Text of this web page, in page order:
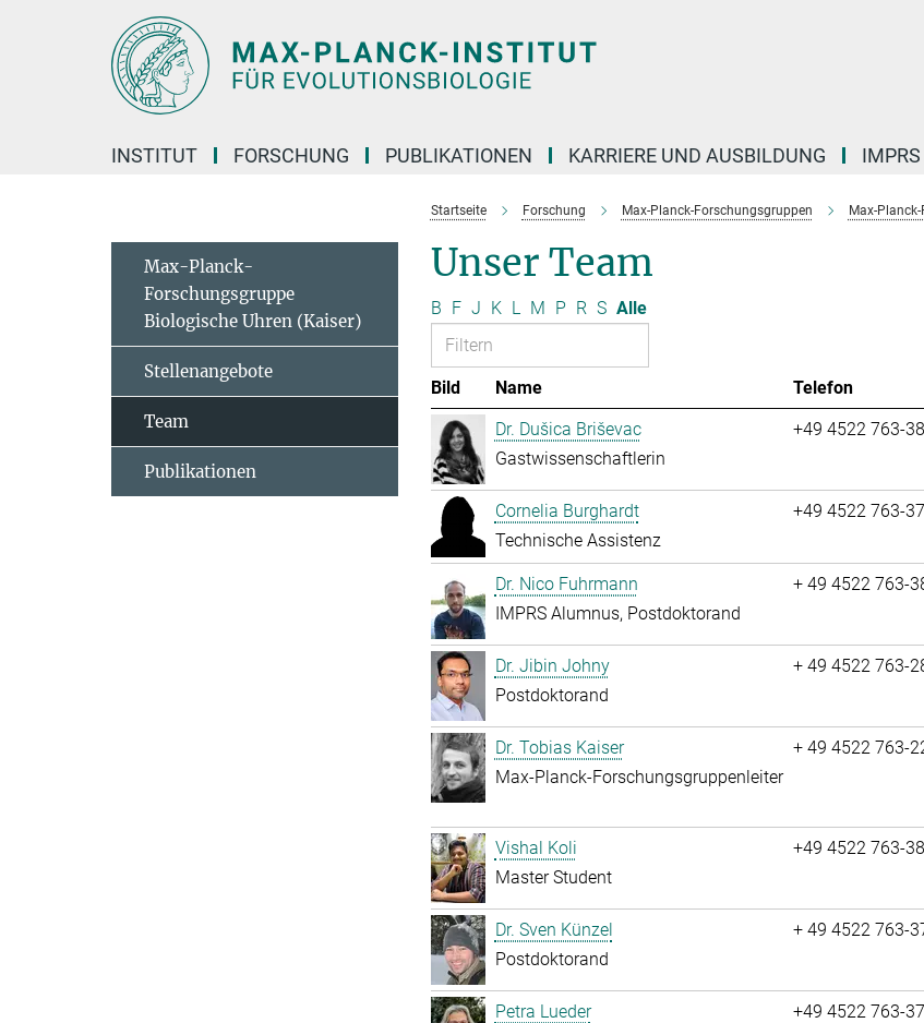
INSTITUT FORSCHUNG PUBLIKATIONEN KARRIERE UND AUSBILDUNG IMPRS
Startseite Forschung Max-Planck-Forschungsgruppen Max-
Unser Team
B F J K L M P R S Alle
Bild Name Telefon
Dr. Dušica Briševac
Gastwissenschaftlerin
+49 4522 763-
Cornelia Burghardt
Technische Assistenz
+49 4522 763-
Dr. Nico Fuhrmann
IMPRS Alumnus, Postdoktorand
+ 49 4522 763-
Dr. Jibin Johny
Postdoktorand
+ 49 4522 763-
Dr. Tobias Kaiser
Max-Planck-Forschungsgruppenleiter
+ 49 4522 763-
Vishal Koli
Master Student
+49 4522 763-
Dr. Sven Künzel
Postdoktorand
+ 49 4522 763-
Petra Lueder
+49 4522 763-
Max-Planck-
Forschungsgruppe
Biologische Uhren (Kaiser)
Stellenangebote
Team
Publikationen